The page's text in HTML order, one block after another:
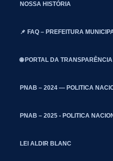
NOSSA HISTÓRIA
📌 FAQ – PREFEITURA
🌐 PORTAL DA TRANSPARÊNCIA
PNAB – 2024 — POLITICA
PNAB – 2025 - POLITICA
LEI ALDIR BLANC